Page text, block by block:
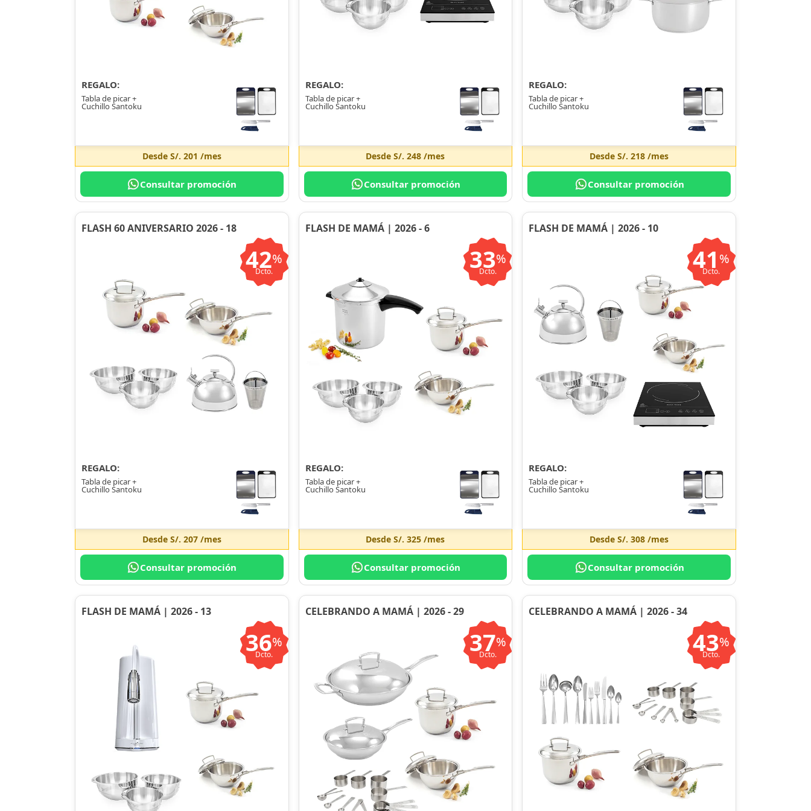
REGALO:
Tabla de picar +
Cuchillo Santoku
Desde S/. 201 /mes
Consultar promoción
REGALO:
Tabla de picar +
Cuchillo Santoku
DesdeS/. 248 /mes
Consultar promoción
REGALO:
Tabla de picar +
Cuchillo Santoku
DesdeS/. 218 /mes
Consultar promoción
FLASH 60 ANIVERSARIO 2026 - 18
42%
Dcto.
REGALO:
Tabla de picar +
Cuchillo Santoku
Desde S/. 207/mes
Consultar promoción
FLASH DE MAMÁ | 2026 - 6
33%
Dcto.
REGALO:
Tabla de picar +
Cuchillo Santoku
DesdeS/. 325 /mes
Consultar promoción
FLASH DE MAMÁ | 2026 - 10
41 %
Dcto.
REGALO:
Tabla de picar +
Cuchillo Santoku
DesdeS/. 308 /mes
Consultar promoción
FLASH DE MAMÁ | 2026 - 13
36%
Dcto.
CELEBRANDO A MAMÁ | 2026 - 29
37%
Dcto.
CELEBRANDO A MAMÁ | 2026 - 34
43%
Dcto.